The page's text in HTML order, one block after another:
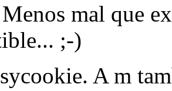
mal que
;-)
A m